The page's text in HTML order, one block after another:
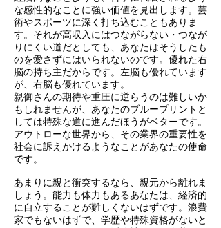
な感性的なことに強い価値を見出します。芸
術やスポーツに深く打ち込むこともありま
す。それが高収入にはつながらない・つなが
りにくい道だとしても、あなたはそうしたも
のを愛さずにはいられないのです。優れた右
脳の持ち主だからです。左脳も優れています
が、右脳も優れています。
親御さんの期待や重圧に逆らうのは難しいか
もしれませんが、あなたのブループリントと
しては特殊な道に進んだほうがベターです。
アウトローな世界から、その業界の重要性を
社会に訴えかけるようなことがあなたの使命
です。
あまりに親と衝突するなら、親元から離れま
しょう。能力も体力もあるあなたは、経済的
に自立することが難しくないはずです。浪費
家でもないはずで、学歴や特殊資格がないと